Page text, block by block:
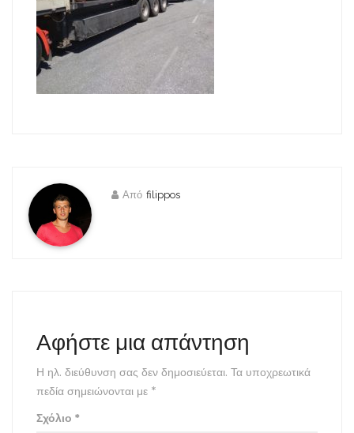
Από filippos
Αφήστε μια απάντηση
Η ηλ. διεύθυνση σας δεν δημοσιεύεται. Τα υποχρεωτικά
πεδία σημειώνονται με *
Σχόλιο *